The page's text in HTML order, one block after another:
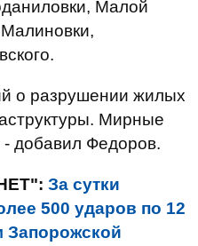
Малой
о разрушении жилых
Мирные
добавил Федоров.
За сутки
500 ударов по 12
Запорожской